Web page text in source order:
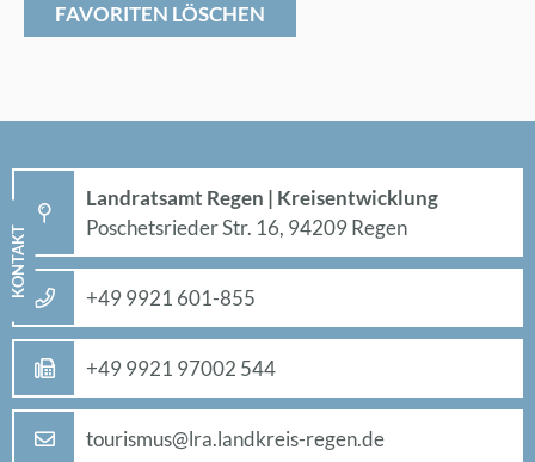
FAVORITEN LÖSCHEN
KON­TAKT
Land­rats­amt Re­gen | Kreis­ent­wick­lung
Po­sche­ts­rie­der Str. 16, 94209 Re­gen
+49 9921 601-855
+49 9921 97002 544
tou­ris­mus@​lra.​landkreis-re­gen.de